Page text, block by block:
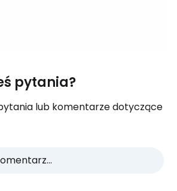
pytania?
lub komentarze dotyczące